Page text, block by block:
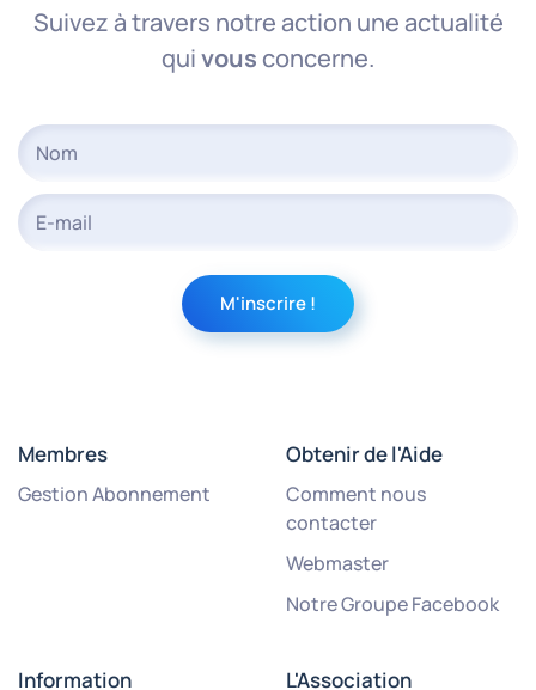
Suivez à travers notre action une actualité
quivousconcerne.
Membres
Gestion Abonnement
Obtenir de l'Aide
Comment nous
contacter
Webmaster
Notre Groupe Facebook
Information L'Association